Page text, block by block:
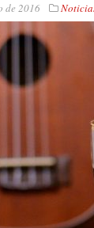
de 2016